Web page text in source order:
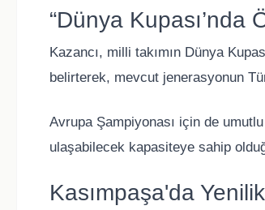
“Dünya Kupası’nda
Kazancı, milli takımın Dünya
belirterek, mevcut jenerasyonun
Avrupa Şampiyonası için de
ulaşabilecek kapasiteye sahip
Kasımpaşa'da